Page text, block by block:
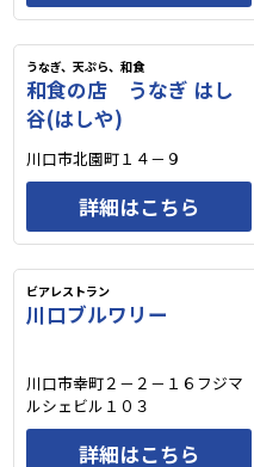
うなぎ、天ぷら、和食
和食の店 うなぎ はし
谷(はしや)
川口市北園町１４－９
詳細はこちら
ビアレストラン
川口ブルワリー
川口市幸町２－２－１６フジマ
ルシェビル１０３
詳細はこちら